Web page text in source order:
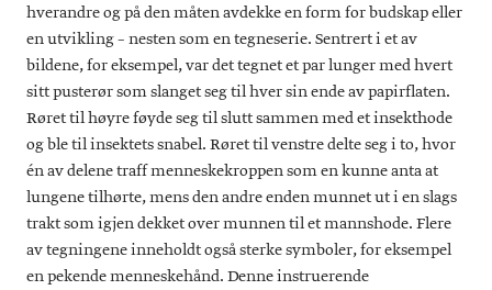
hverandre og på den måten avdekke en form for budskap eller
en utvikling – nesten som en tegneserie. Sentrert i et av
bildene, for eksempel, var det tegnet et par lunger med hvert
sitt pusterør som slanget seg til hver sin ende av papirflaten.
Røret til høyre føyde seg til slutt sammen med et insekthode
og ble til insektets snabel. Røret til venstre delte seg i to, hvor
én av delene traff menneskekroppen som en kunne anta at
lungene tilhørte, mens den andre enden munnet ut i en slags
trakt som igjen dekket over munnen til et mannshode. Flere
av tegningene inneholdt også sterke symboler, for eksempel
en pekende menneskehånd. Denne instruerende